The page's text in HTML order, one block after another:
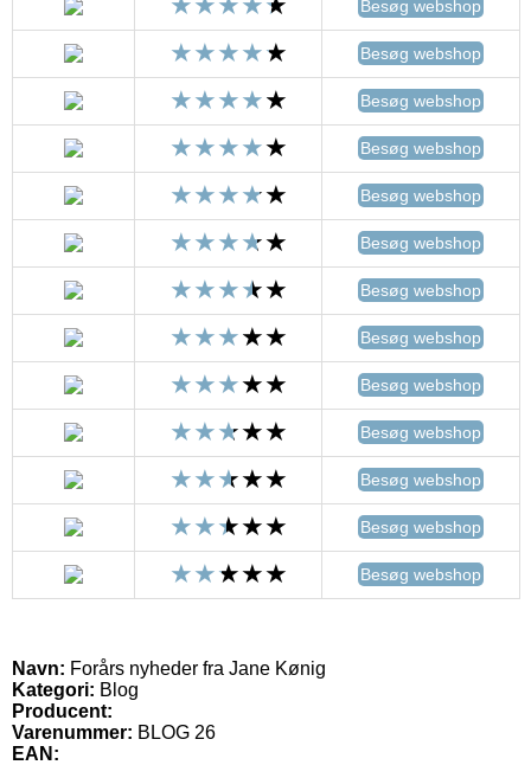
Besøg webshop
Besøg webshop
Besøg webshop
Besøg webshop
Besøg webshop
Besøg webshop
Besøg webshop
Besøg webshop
Besøg webshop
Besøg webshop
Besøg webshop
Besøg webshop
Besøg webshop
Navn: Forårs nyheder fra Jane Kønig
Kategori: Blog
Producent:
Varenummer: BLOG 26
EAN: